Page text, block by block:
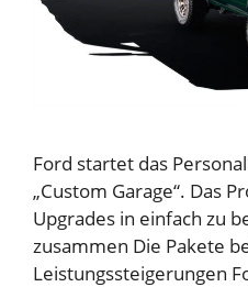
Ford startet das
„Custom Garage“. Das
Upgrades in einfach zu
zusammen Die Pakete
Leistungssteigerungen